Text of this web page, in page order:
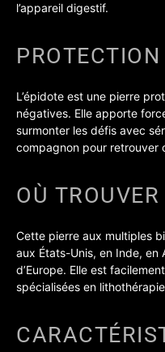
l’appareil digestif.
L’épidote est une pierre
négatives. Elle apporte
surmonter les défis avec
compagnon pour retrouver
OÙ TROUVER
Cette pierre aux multiples
aux États-Unis, en Inde, en
d’Europe. Elle est
spécialisées en